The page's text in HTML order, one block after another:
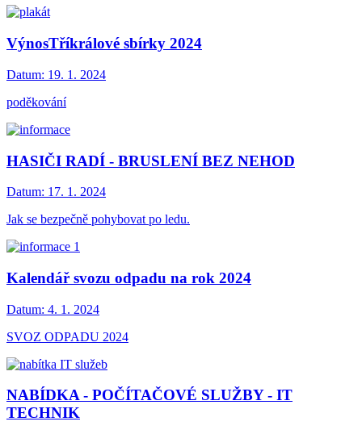
VýnosTříkrálové sbírky 2024
Datum: 19. 1. 2024
poděkování
HASIČI RADÍ - BRUSLENÍ BEZ NEHOD
Datum: 17. 1. 2024
Jak se bezpečně pohybovat po ledu.
Kalendář svozu odpadu na rok 2024
Datum: 4. 1. 2024
SVOZ ODPADU 2024
NABÍDKA - POČÍTAČOVÉ SLUŽBY - IT
TECHNIK